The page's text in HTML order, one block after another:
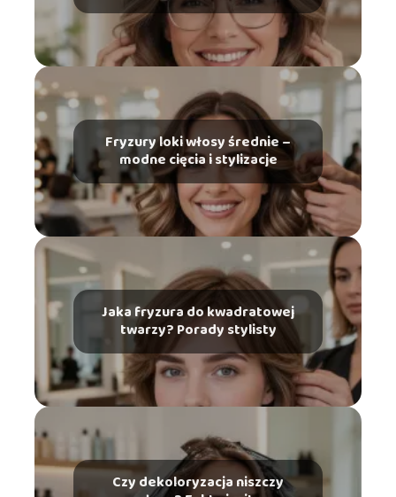
twarzy
Fryzury loki włosy średnie –
modne cięcia i stylizacje
Jaka fryzura do kwadratowej
twarzy? Porady stylisty
Czy dekoloryzacja niszczy